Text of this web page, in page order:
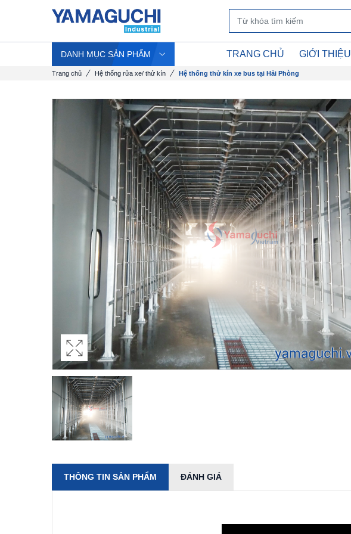
DANH MỤC SẢN PHẨM TRANG CHỦ GIỚI THIỆU
Trang chủ Hệ thống rửa xe/ thử kín Hệ thống thử kín xe bus tại Hải Phòng
THÔNG TIN SẢN PHẨM ĐÁNH GIÁ